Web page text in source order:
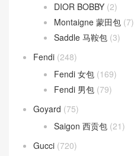
DIOR BOBBY (2)
Montaigne 蒙田包 (7)
Saddle 马鞍包 (3)
Fendi (248)
Fendi 女包 (169)
Fendi 男包 (79)
Goyard (75)
Saigon 西贡包 (21)
Gucci (720)